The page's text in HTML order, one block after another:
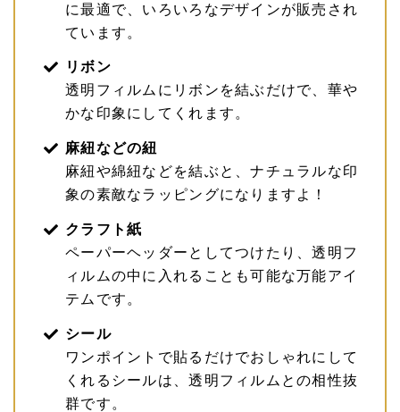
に最適で、いろいろなデザインが販売され
ています。
リボン
透明フィルムにリボンを結ぶだけで、華や
かな印象にしてくれます。
麻紐などの紐
麻紐や綿紐などを結ぶと、ナチュラルな印
象の素敵なラッピングになりますよ！
クラフト紙
ペーパーヘッダーとしてつけたり、透明フ
ィルムの中に入れることも可能な万能アイ
テムです。
シール
ワンポイントで貼るだけでおしゃれにして
くれるシールは、透明フィルムとの相性抜
群です。